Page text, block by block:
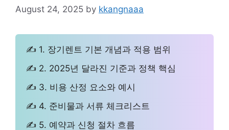
August 24, 2025 by kkangnaaa
✍ 1. 장기렌트 기본 개념과 적용 범위
✍ 2. 2025년 달라진 기준과 정책 핵심
✍ 3. 비용 산정 요소와 예시
✍ 4. 준비물과 서류 체크리스트
✍ 5. 예약과 신청 절차 흐름